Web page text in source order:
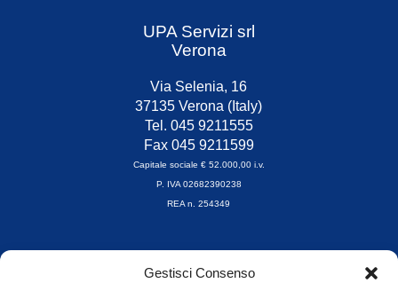
Gestisci Consenso
UPA Servizi srl
Verona
Via Selenia, 16
37135 Verona (Italy)
Tel. 045 9211555
Fax 045 9211599
Capitale sociale € 52.000,00 i.v.
P. IVA 02682390238
REA n. 254349
Orari di apertura